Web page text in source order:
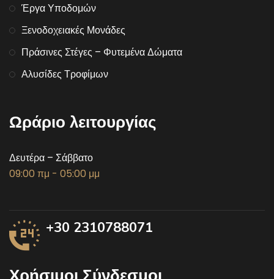
Έργα Υποδομών
Ξενοδοχειακές Μονάδες
Πράσινες Στέγες – Φυτεμένα Δώματα
Αλυσίδες Τροφίμων
Ωράριο λειτουργίας
Δευτέρα – Σάββατο
09:00 πμ - 05:00 μμ
+30 2310788071